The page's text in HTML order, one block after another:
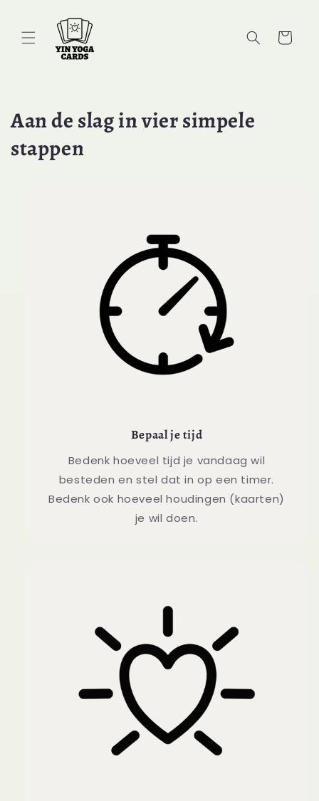
content
Winkelwagen
Aan de slag in vier simpele
stappen
Bepaal je tijd
Bedenk hoeveel tijd je vandaag wil
besteden en stel dat in op een timer.
Bedenk ook hoeveel houdingen (kaarten)
je wil doen.